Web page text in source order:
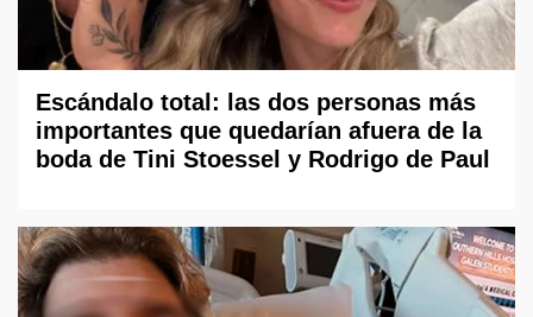
Escándalo total: las dos personas más
importantes que quedarían afuera de la
boda de Tini Stoessel y Rodrigo de Paul